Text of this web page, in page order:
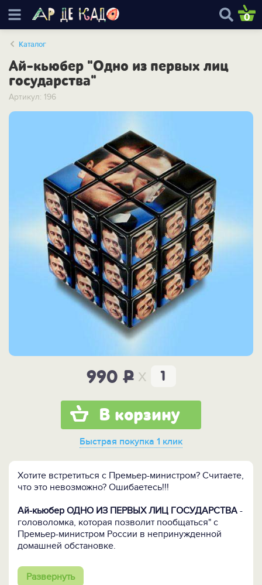
0
Каталог
Ай-кьюбер "Одно из первых лиц
государства"
Артикул: 196
990P x
В корзину
Быстрая покупка 1 клик
Хотите встретиться с Премьер-министром? Считаете,
что это невозможно? Ошибаетесь!!!
Ай-кьюбер ОДНО ИЗ ПЕРВЫХ ЛИЦ ГОСУДАРСТВА -
головоломка, которая позволит пообщаться" с
Премьер-министром России в непринужденной
домашней обстановке.
Развернуть